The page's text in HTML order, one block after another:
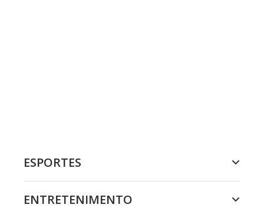
ESPORTES
ENTRETENIMENTO